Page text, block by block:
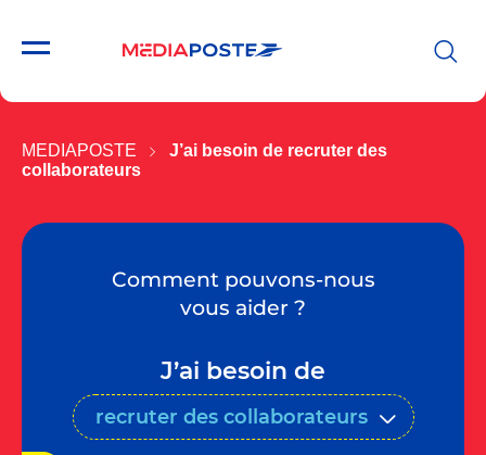
MEDIAPOSTE
J’ai besoin de recruter des
collaborateurs
Comment pouvons-nous
vous aider ?
J’ai besoin de
recruter des collaborateurs